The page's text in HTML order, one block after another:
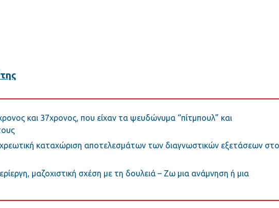
και 37χρονος, που είχαν τα ψευδώνυμα “πίτμπουλ” και
καταχώριση αποτελεσμάτων των διαγνωστικών εξετάσεων στο
μαζοχιστική σχέση με τη δουλειά – Ζω μια ανάμνηση ή μια